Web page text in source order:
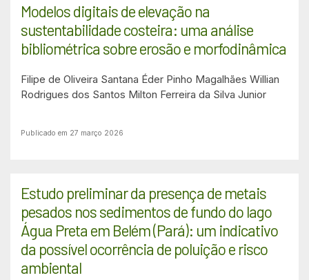
Modelos digitais de elevação na
sustentabilidade costeira: uma análise
bibliométrica sobre erosão e morfodinâmica
Filipe de Oliveira Santana Éder Pinho Magalhães Willian
Rodrigues dos Santos Milton Ferreira da Silva Junior
Publicado em 27 março 2026
Estudo preliminar da presença de metais
pesados nos sedimentos de fundo do lago
Água Preta em Belém (Pará): um indicativo
da possível ocorrência de poluição e risco
ambiental